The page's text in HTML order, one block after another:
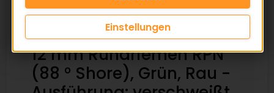
12 mm Rundriemen RPN
(88 ° Shore), Grün, Rau -
Einstellungen